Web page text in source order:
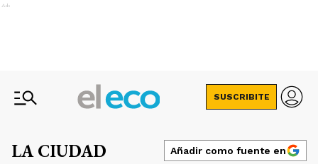
Ads
SUSCRIBITE
LA CIUDAD Añadir como fuente en